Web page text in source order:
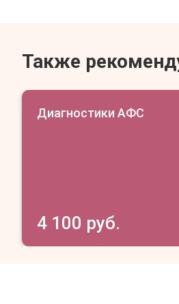
Также
Диагностики АФС
4 100 руб.